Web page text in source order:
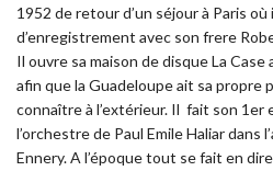
1952 de retour d’un séjour à Paris
d’enregistrement avec son frere
Il ouvre sa maison de disque La
afin que la Guadeloupe ait sa propre
connaître à l’extérieur. Il fait son
l’orchestre de Paul Emile Haliar dans
Ennery. A l’époque tout se fait en